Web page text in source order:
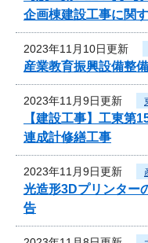
企画棟建設工事に関
2023年11月10日更新
産業教育振興設備整
2023年11月9日更新
【建設工事】工東第
連成計修繕工事
2023年11月9日更新
光造形3Dプリンター
告